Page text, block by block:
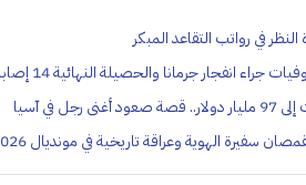
النظر في رواتب التقاعد المبكر
جراء انفجار جرمانا والحصيلة النهائية 14 إصابة
في آسيا